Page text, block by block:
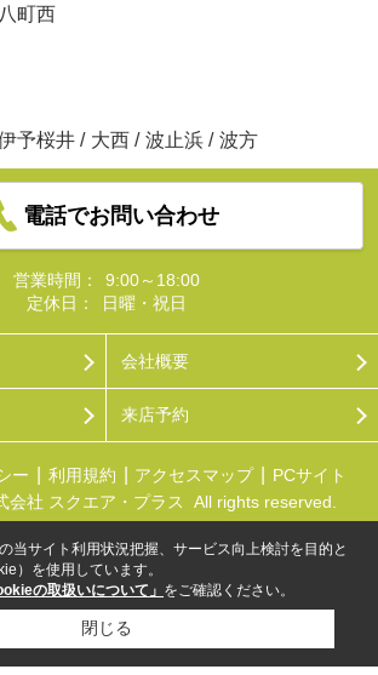
八町西
予桜井 / 大西 / 波止浜 / 波方
電話でお問い合わせ
営業時間：
9:00～18:00
定休日：
日曜・祝日
会社概要
来店予約
ー 利用規約 アクセスマップ
PCサイト
会社 スクエア・プラス All rights reserved.
当サイト利用状況把握、サービス向上検討を目的と
）を使用しています。
の取扱いについて」 をご確認ください。
閉じる